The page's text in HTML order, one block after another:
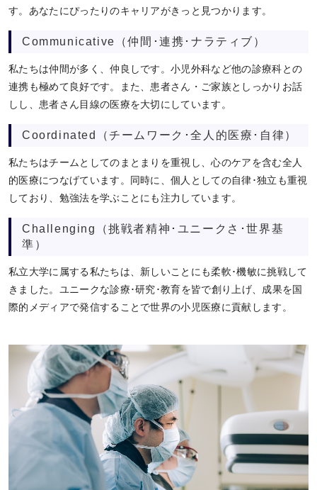
す。あなたにぴったりのキャリアがきっと見つかります。
Communicative（仲間･連携･ナラティブ）
私たちは仲間が多く、仲良しです。小児外科など他の診療科との
連携も極めて良好です。また、患者さん・ご家族としっかりお話
しし、患者さん目線の医療を大切にしています。
Coordinated（チームワーク･全人的医療･自律）
私たちはチームとしてのまとまりを重視し、心のケアを含む全人
的医療につなげています。同時に、個人としての自律･独立も重視
しており、勉強法を学ぶことにも注力しています。
Challenging（挑戦者精神･ユニークさ･世界基
準）
私立大学に属する私たちは、新しいことにも柔軟･機敏に挑戦して
きました。ユニークな診療･研究･教育を皆で創り上げ、成果を国
際的メディアで発信することで世界の小児医療に貢献します。